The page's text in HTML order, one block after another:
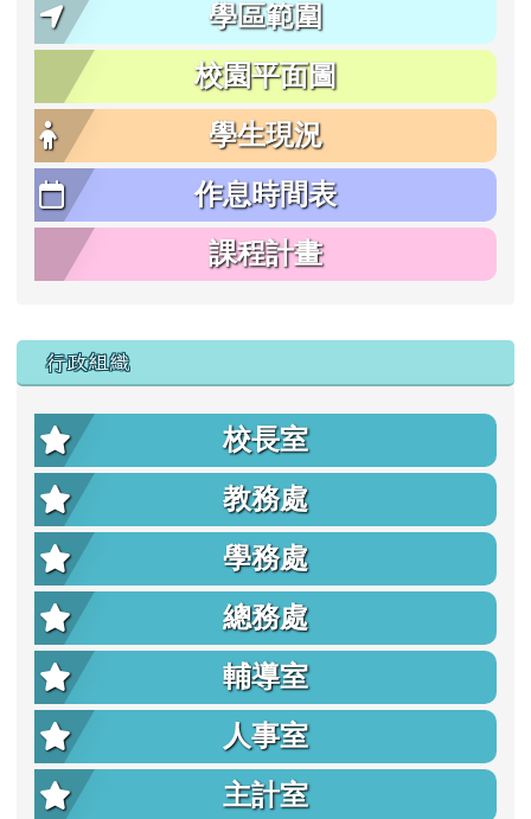
學區範圍
校園平面圖
學生現況
作息時間表
課程計畫
行政組織
校長室
教務處
學務處
總務處
輔導室
人事室
主計室